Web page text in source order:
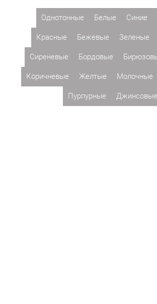
Однотонные Белые Синие
Красные Бежевые Зеленые
Сиреневые Бордовые
Коричневые Желтые Молочные
Пурпурные Джинсовые